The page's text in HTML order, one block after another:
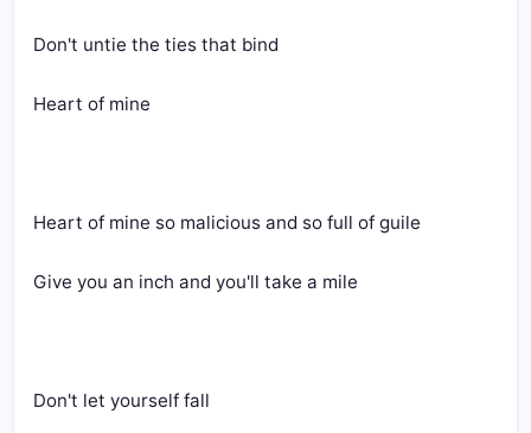
Don't untie the ties that bind
Heart of mine
Heart of mine so malicious and so full of guile
Give you an inch and you'll take a mile
Don't let yourself fall